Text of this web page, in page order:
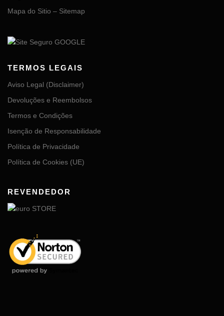
Mapa do Sitio – Sitemap
TERMOS LEGAIS
Aviso Legal (Disclaimer)
Devoluções e Reembolsos
Termos e Condições
Isenção de Responsabilidade
Política de Privacidade
Política de Cookies (UE)
REVENDEDOR